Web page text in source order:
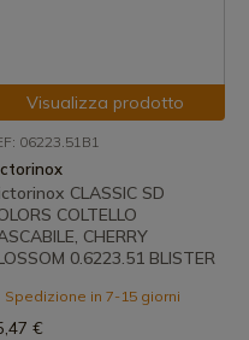
Visualizza prodotto
06223.51B1
CLASSIC SD
COLTELLO
CHERRY
0.6223.51 BLISTER
Spedizione in 7-15 giorni
€